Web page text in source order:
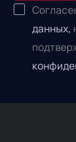
данных,